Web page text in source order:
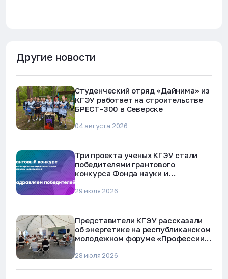
Другие новости
Студенческий отряд «Дайнима» из
КГЭУ работает на строительстве
БРЕСТ-300 в Северске
04 августа 2026
Три проекта ученых КГЭУ стали
победителями грантового
конкурса Фонда науки и
29 июля 2026
Представители КГЭУ рассказали
об энергетике на республиканском
молодежном форуме «Профессии
28 июля 2026